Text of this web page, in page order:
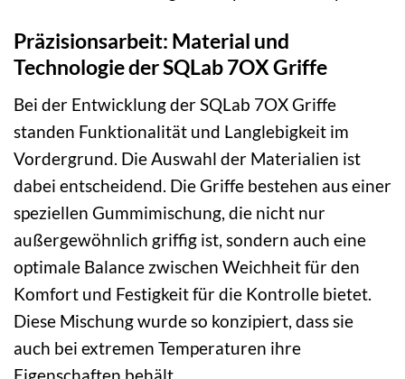
Präzisionsarbeit: Material und
Technologie der SQLab 7OX Griffe
Bei der Entwicklung der SQLab 7OX Griffe
standen Funktionalität und Langlebigkeit im
Vordergrund. Die Auswahl der Materialien ist
dabei entscheidend. Die Griffe bestehen aus einer
speziellen Gummimischung, die nicht nur
außergewöhnlich griffig ist, sondern auch eine
optimale Balance zwischen Weichheit für den
Komfort und Festigkeit für die Kontrolle bietet.
Diese Mischung wurde so konzipiert, dass sie
auch bei extremen Temperaturen ihre